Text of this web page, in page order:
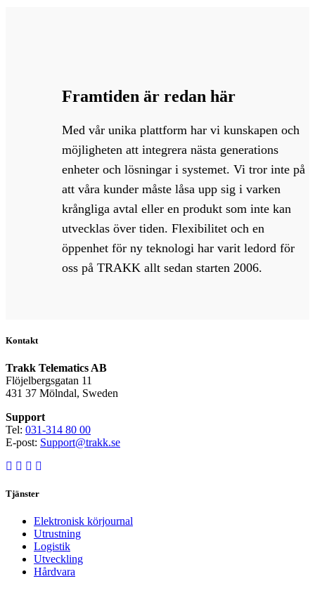
Framtiden är redan här
Med vår unika plattform har vi kunskapen och
möjligheten att integrera nästa generations
enheter och lösningar i systemet. Vi tror inte på
att våra kunder måste låsa upp sig i varken
krångliga avtal eller en produkt som inte kan
utvecklas över tiden. Flexibilitet och en
öppenhet för ny teknologi har varit ledord för
oss på TRAKK allt sedan starten 2006.
Kontakt
Trakk Telematics AB
Flöjelbergsgatan 11
431 37 Mölndal, Sweden
Support
Tel: 031-314 80 00
E-post: Support@trakk.se
Tjänster
Elektronisk körjournal
Utrustning
Logistik
Utveckling
Hårdvara